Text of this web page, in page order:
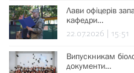
Лави офіцерів
кафедри…
22.07.2026 | 15:51
Випускникам
документи…